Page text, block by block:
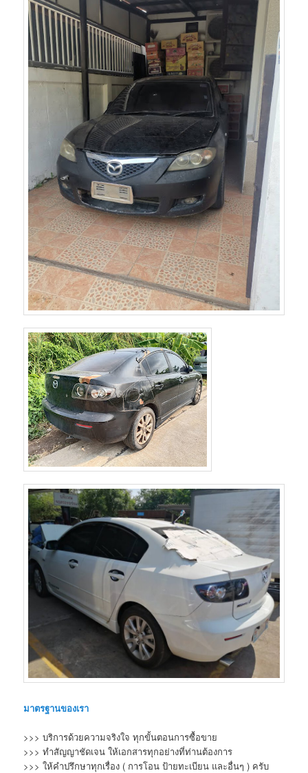
มาตรฐานของเรา
>>> บริการด้วยความจริงใจ ทุกขั้นตอนการซื้อขาย
>>> ทำสัญญาชัดเจน ให้เอกสารทุกอย่างที่ท่านต้องการ
>>> ให้คำปรึกษาทุกเรื่อง ( การโอน ป้ายทะเบียน และอื่นๆ ) ครับ